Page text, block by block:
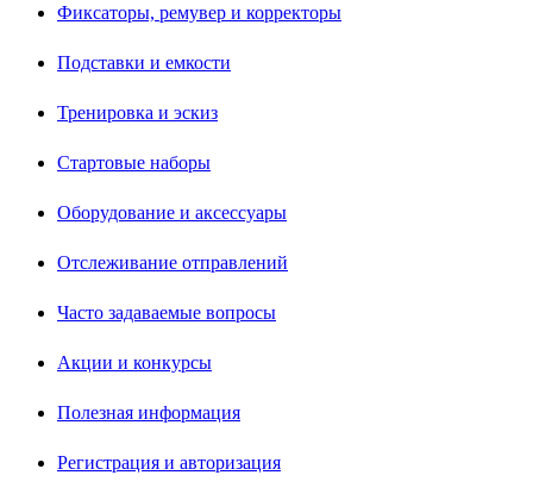
Фиксаторы, ремувер и корректоры
Подставки и емкости
Тренировка и эскиз
Стартовые наборы
Оборудование и аксессуары
Отслеживание отправлений
Часто задаваемые вопросы
Акции и конкурсы
Полезная информация
Регистрация и авторизация